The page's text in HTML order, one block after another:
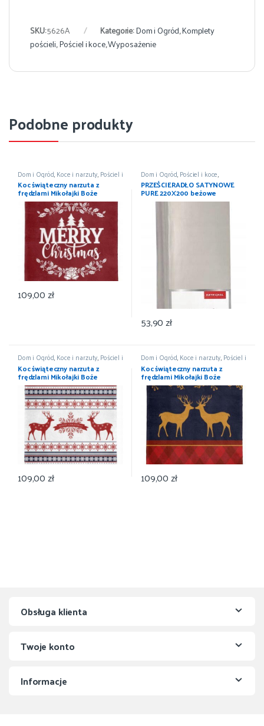
SKU:5626A Kategorie:Dom i Ogród,Komplety
pościeli,Pościel i koce,Wyposażenie
Podobne produkty
Dom i Ogród, Koce i narzuty, Pościel i
koce,Wyposażenie
Koc świąteczny narzuta z
frędzlami Mikołajki Boże
Narodzenie 150×200
109,00zł
Dom i Ogród, Pościel i koce,
Prześcieradła,Wyposażenie
PRZEŚCIERADŁO SATYNOWE
PURE 220X200 beżowe
DETEXPOL
53,90zł
Dom i Ogród, Koce i narzuty, Pościel i
koce ,Wyposażenie
Koc świąteczny narzuta z
frędzlami Mikołajki Boże
Narodzenie 150×200
109,00zł
Dom i Ogród, Koce i narzuty, Pościel i
koce ,Wyposażenie
Koc świąteczny narzuta z
frędzlami Mikołajki Boże
Narodzenie 150×200
109,00zł
Obsługa klienta
Twoje konto
Informacje